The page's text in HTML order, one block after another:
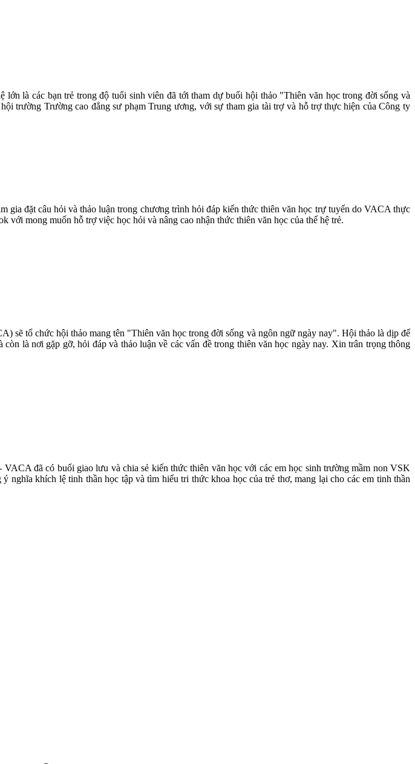
là các bạn trẻ trong độ tuổi sinh viên đã tới tham dự buổi hội thảo "Thiên văn học trong đời sống và
trường Trường cao đẳng sư phạm Trung ương, với sự tham gia tài trợ và hỗ trợ thực hiện của Công ty
gia đặt câu hỏi và thảo luận trong chương trình hỏi đáp kiến thức thiên văn học trự tuyến do VACA thực
mong muốn hỗ trợ việc học hỏi và nâng cao nhận thức thiên văn học của thế hệ trẻ.
sẽ tổ chức hội thảo mang tên "Thiên văn học trong đời sống và ngôn ngữ ngày nay". Hội thảo là dịp để
là nơi gặp gỡ, hỏi đáp và thảo luận về các vấn đề trong thiên văn học ngày nay. Xin trân trọng thông
đã có buổi giao lưu và chia sẻ kiến thức thiên văn học với các em học sinh trường mầm non VSK
khích lệ tinh thần học tập và tìm hiểu tri thức khoa học của trẻ thơ, mang lại cho các em tinh thần